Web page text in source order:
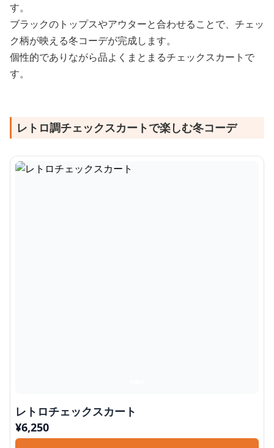
す。
ブラックのトップスやアウターと合わせることで、チェッ
ク柄が映える冬コーデが完成します。
個性的でありながら品よくまとまるチェックスカートで
す。
レトロ調チェックスカートで楽しむ冬コーデ
レトロチェックスカート
¥6,250